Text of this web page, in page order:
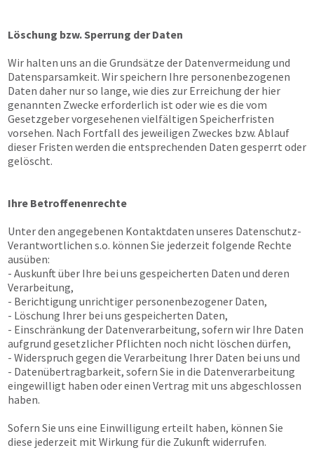
Löschung bzw. Sperrung der Daten
Wir halten uns an die Grundsätze der Datenvermeidung und
Datensparsamkeit. Wir speichern Ihre personenbezogenen
Daten daher nur so lange, wie dies zur Erreichung der hier
genannten Zwecke erforderlich ist oder wie es die vom
Gesetzgeber vorgesehenen vielfältigen Speicherfristen
vorsehen. Nach Fortfall des jeweiligen Zweckes bzw. Ablauf
dieser Fristen werden die entsprechenden Daten gesperrt oder
gelöscht.
Ihre Betroffenenrechte
Unter den angegebenen Kontaktdaten unseres Datenschutz-
Verantwortlichen s.o. können Sie jederzeit folgende Rechte
ausüben:
- Auskunft über Ihre bei uns gespeicherten Daten und deren
Verarbeitung,
- Berichtigung unrichtiger personenbezogener Daten,
- Löschung Ihrer bei uns gespeicherten Daten,
- Einschränkung der Datenverarbeitung, sofern wir Ihre Daten
aufgrund gesetzlicher Pflichten noch nicht löschen dürfen,
- Widerspruch gegen die Verarbeitung Ihrer Daten bei uns und
- Datenübertragbarkeit, sofern Sie in die Datenverarbeitung
eingewilligt haben oder einen Vertrag mit uns abgeschlossen
haben.
Sofern Sie uns eine Einwilligung erteilt haben, können Sie
diese jederzeit mit Wirkung für die Zukunft widerrufen.